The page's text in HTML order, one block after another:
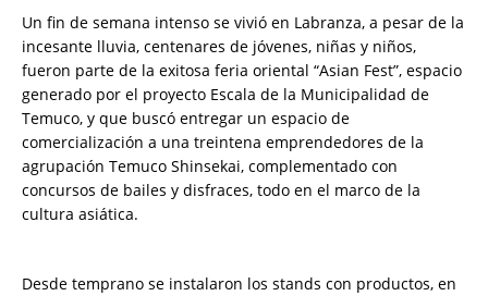
Un fin de semana intenso se vivió en Labranza, a pesar de la
incesante lluvia, centenares de jóvenes, niñas y niños,
fueron parte de la exitosa feria oriental “Asian Fest”, espacio
generado por el proyecto Escala de la Municipalidad de
Temuco, y que buscó entregar un espacio de
comercialización a una treintena emprendedores de la
agrupación Temuco Shinsekai, complementado con
concursos de bailes y disfraces, todo en el marco de la
cultura asiática.
Desde temprano se instalaron los stands con productos, en